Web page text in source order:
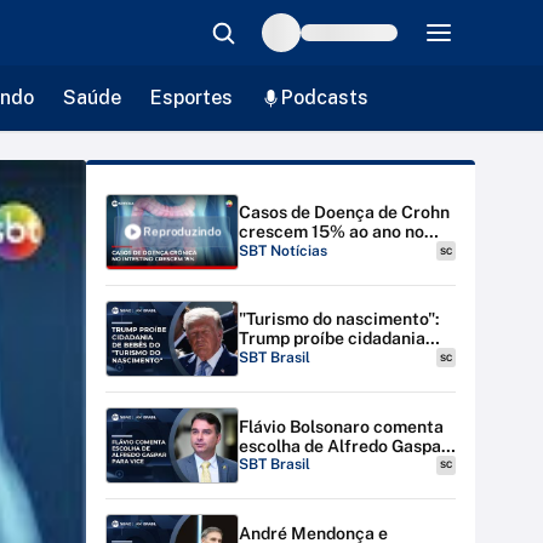
Saúde Esportes Podcasts
Reproduzindo
Casos de Doença de Crohn
crescem 15% ao ano no
Brasil e preocupam
SBT Notícias SC
"Turismo do nascimento":
Trump proíbe cidadania
para bebês de estrangeiras
SBT Brasil SC
Flávio Bolsonaro comenta
escolha de Alfredo Gaspar
para vice-presidente
SBT Brasil SC
André Mendonça e